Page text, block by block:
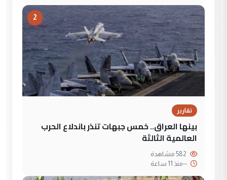
2
تقارير
بينها العراق.. خمس جبهات تنذر باندلاع الحرب
العالمية الثالثة
--منذ 11 ساعة